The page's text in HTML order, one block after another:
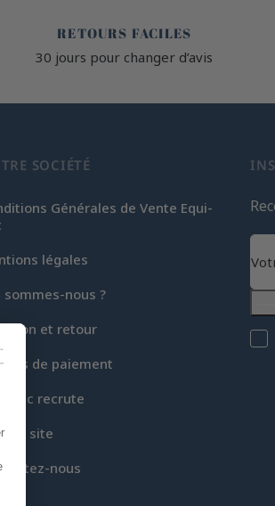
RETOURS FACILES
30 jours pour changer d’avis
SOCIÉTÉ
Générales de Vente Equi-
légales
sommes-nous ?
et retour
de paiement
Clic recrute
du site
nous